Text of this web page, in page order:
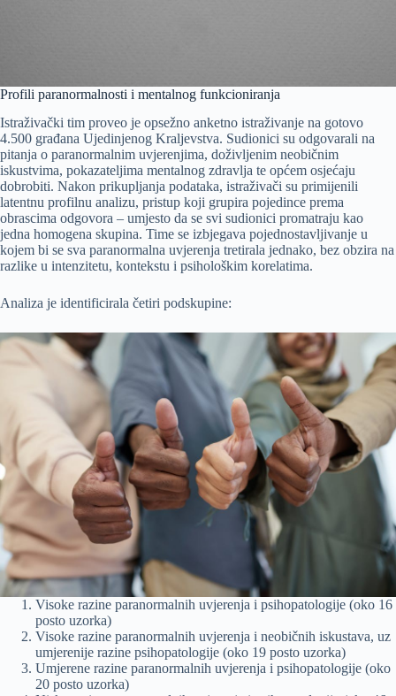
Profili paranormalnosti i mentalnog funkcioniranja
Istraživački tim proveo je opsežno anketno istraživanje na gotovo
4.500 građana Ujedinjenog Kraljevstva. Sudionici su odgovarali na
pitanja o paranormalnim uvjerenjima, doživljenim neobičnim
iskustvima, pokazateljima mentalnog zdravlja te općem osjećaju
dobrobiti. Nakon prikupljanja podataka, istraživači su primijenili
latentnu profilnu analizu, pristup koji grupira pojedince prema
obrascima odgovora – umjesto da se svi sudionici promatraju kao
jedna homogena skupina. Time se izbjegava pojednostavljivanje u
kojem bi se sva paranormalna uvjerenja tretirala jednako, bez obzira na
razlike u intenzitetu, kontekstu i psihološkim korelatima.
Analiza je identificirala četiri podskupine:
Visoke razine paranormalnih uvjerenja i psihopatologije (oko 16
posto uzorka)
Visoke razine paranormalnih uvjerenja i neobičnih iskustava, uz
umjerenije razine psihopatologije (oko 19 posto uzorka)
Umjerene razine paranormalnih uvjerenja i psihopatologije (oko
20 posto uzorka)